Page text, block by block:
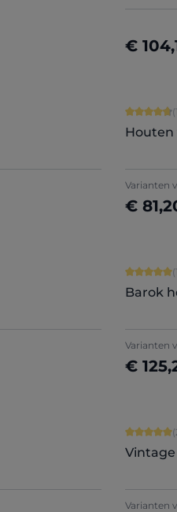
€ Nu
Houten
Varianten
€ Nu
Barok
Varianten
€ Nu
Varianten